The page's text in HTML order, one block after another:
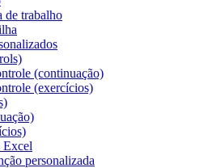
de trabalho
(continuação)
(exercícios)
Excel
personalizada